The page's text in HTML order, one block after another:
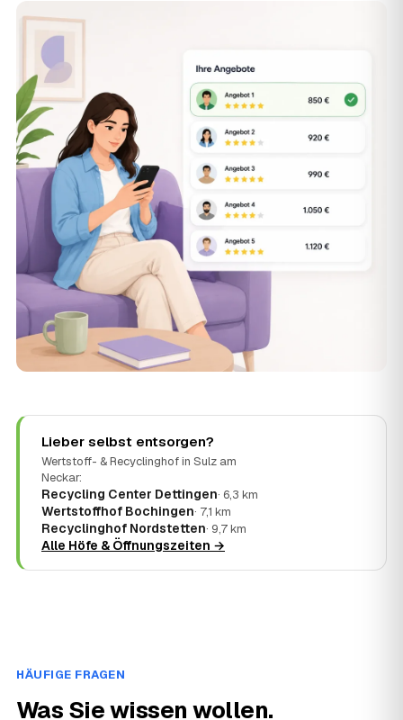
Lieber selbst entsorgen?
Wertstoff- & Recyclinghof in Sulz am
Neckar:
Recycling Center Dettingen· 6,3 km
Wertstoffhof Bochingen· 7,1 km
Recyclinghof Nordstetten· 9,7 km
Alle Höfe & Öffnungszeiten →
HÄUFIGE FRAGEN
Was Sie wissen wollen.